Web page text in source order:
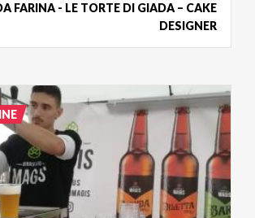
FARINA - LE TORTE DI GIADA – CAKE
DESIGNER